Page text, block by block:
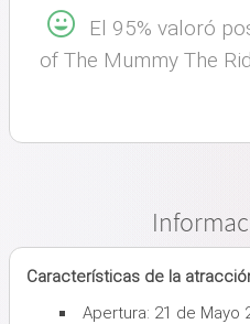
El 95% valoró
of The Mummy The
Características de la
Apertura: 21 de Mayo